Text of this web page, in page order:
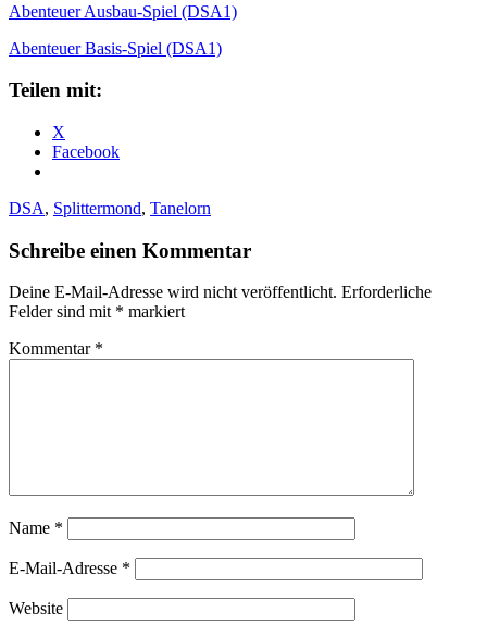
Abenteuer Ausbau-Spiel (DSA1)
Abenteuer Basis-Spiel (DSA1)
Teilen mit:
X
Facebook
DSA, Splittermond, Tanelorn
Schreibe einen Kommentar
Deine E-Mail-Adresse wird nicht veröffentlicht. Erforderliche
Felder sind mit * markiert
Kommentar *
Name *
E-Mail-Adresse *
Website